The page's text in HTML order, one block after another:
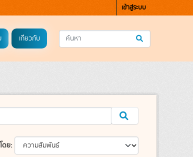
เข้าสู่ระบบ
เกี่ยวกับ
ดย